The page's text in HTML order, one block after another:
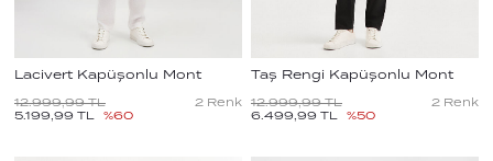
Lacivert Kapüşonlu Mont
12.999,99 TL
5.199,99 TL %60
2 Renk
Taş Rengi Kapüşonlu Mont
12.999,99 TL
6.499,99 TL %50
2 Renk